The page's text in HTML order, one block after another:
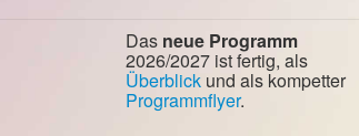
Das neue Programm
2026/2027 ist fertig, als
Überblick und als kompetter
Programmflyer.